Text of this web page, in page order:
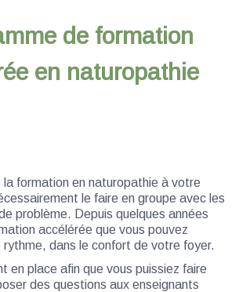
de formation
en naturopathie
la formation en naturopathie à votre
le faire en groupe avec les
problème. Depuis quelques années
accélérée que vous pouvez
dans le confort de votre foyer.
en place afin que vous puissiez faire
des questions aux enseignants